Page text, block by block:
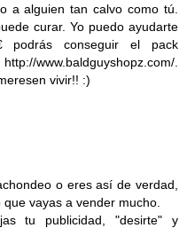
a alguien tan calvo como tú.
curar. Yo puedo ayudarte
podrás conseguir el pack
www.baldguyshopz.com/.
vivir!! :)
o eres así de verdad,
vayas a vender mucho.
tu publicidad, "desirte" y